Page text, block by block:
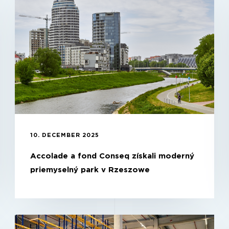
10. DECEMBER 2025
Accolade a fond Conseq získali moderný
priemyselný park v Rzeszowe